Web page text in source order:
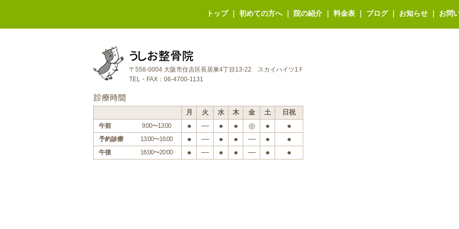
トップ｜ 初めての方へ｜ 院の紹介 料金表 ブログ｜ お知らせ お問
うしお整骨院
〒558-0004 大阪市住吉区長居東4丁目13-22 スカイハイツ1Ｆ
TEL・FAX：06-4700-1131
診療時間
月 火 水 木 金 土 日祝
午前 9:00〜13:00 ● ― ● ● ◎ ● ●
予約診療 13:00〜16:00 ● ― ● ● ― ● ●
午後 16:00〜20:00 ● ― ● ● ― ● ●